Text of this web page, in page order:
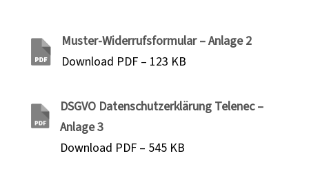
Muster-Widerrufsformular – Anlage 2
Download PDF – 123 KB
DSGVO Datenschutzerklärung Telenec –
Anlage 3
Download PDF – 545 KB